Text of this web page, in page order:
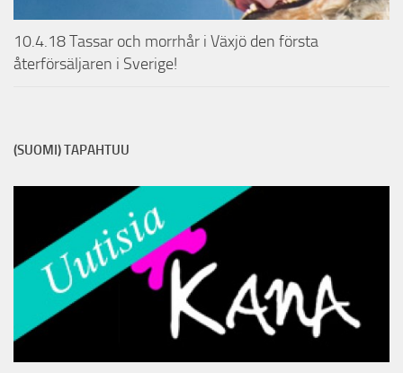
10.4.18 Tassar och morrhår i Växjö den första
återförsäljaren i Sverige!
(SUOMI) TAPAHTUU